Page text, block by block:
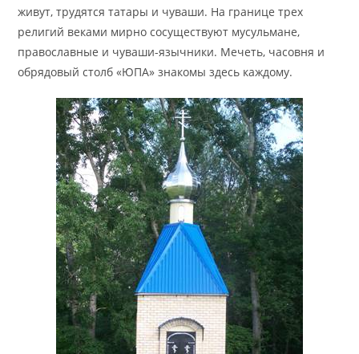
живут, трудятся татары и чуваши. На границе трех
религий веками мирно сосуществуют мусульмане,
православные и чуваши-язычники. Мечеть, часовня и
обрядовый столб «ЮПА» знакомы здесь каждому.